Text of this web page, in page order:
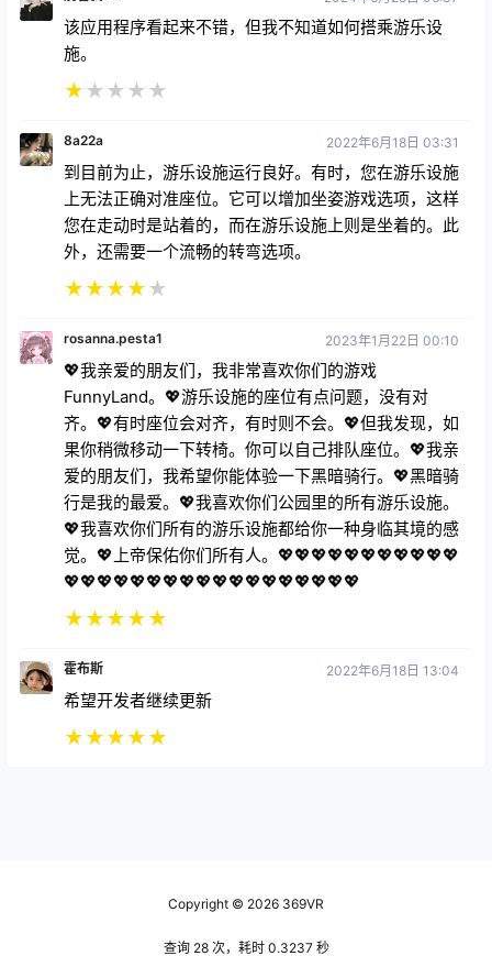
该应用程序看起来不错，但我不知道如何搭乘游乐设
施。
★★ ★ ★ ★
8a22a 2022年6月18日 03:31
到目前为止，游乐设施运行良好。有时，您在游乐设施
上无法正确对准座位。它可以增加坐姿游戏选项，这样
您在走动时是站着的，而在游乐设施上则是坐着的。此
外，还需要一个流畅的转弯选项。
★★★★★
rosanna.pesta1 2023年1月22日 00:10
💖我亲爱的朋友们，我非常喜欢你们的游戏
FunnyLand。💖游乐设施的座位有点问题，没有对
齐。💖有时座位会对齐，有时则不会。💖但我发现，如
果你稍微移动一下转椅。你可以自己排队座位。💖我亲
爱的朋友们，我希望你能体验一下黑暗骑行。💖黑暗骑
行是我的最爱。💖我喜欢你们公园里的所有游乐设施。
💖我喜欢你们所有的游乐设施都给你一种身临其境的感
觉。💖上帝保佑你们所有人。💖💖💖💖💖💖💖💖💖💖💖
💖💖💖💖💖💖💖💖💖💖💖💖💖💖💖💖💖💖
★★★★★
霍布斯 2022年6月18日 13:04
希望开发者继续更新
★★★★★
Copyright © 2026 369VR
查询 28 次，耗时 0.3237 秒